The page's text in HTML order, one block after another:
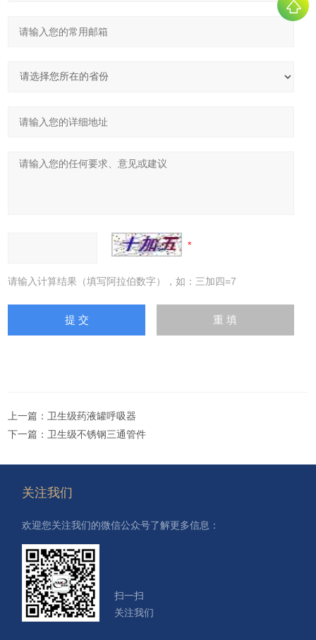
请输入计算结果（填写阿拉伯数字），如：三加四=7
上一篇：卫生级药液罐呼吸器
下一篇：卫生级不锈钢三通管件
关注我们
欢迎您关注我们的微信公众号了解更多信息：
扫一扫
关注我们